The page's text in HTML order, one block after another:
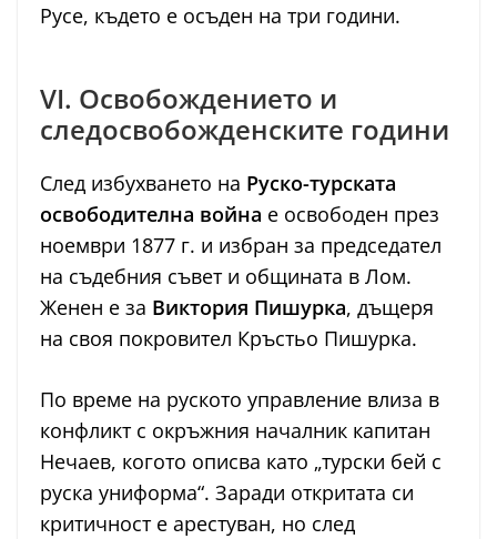
Русе, където е осъден на три години.
VI. Освобождението и
следосвобожденските години
След избухването на Руско-турската
освободителна война е освободен през
ноември 1877 г. и избран за председател
на съдебния съвет и общината в Лом.
Женен е за Виктория Пишурка, дъщеря
на своя покровител Кръстьо Пишурка.
По време на руското управление влиза в
конфликт с окръжния началник капитан
Нечаев, когото описва като „турски бей с
руска униформа“. Заради откритата си
критичност е арестуван, но след